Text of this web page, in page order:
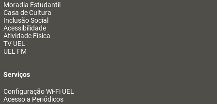
Moradia Estudantil
Casa de Cultura
Inclusão Social
Acessibilidade
Atividade Física
TV UEL
UEL FM
Serviços
Configuração Wi-Fi UEL
Acesso a Periódicos